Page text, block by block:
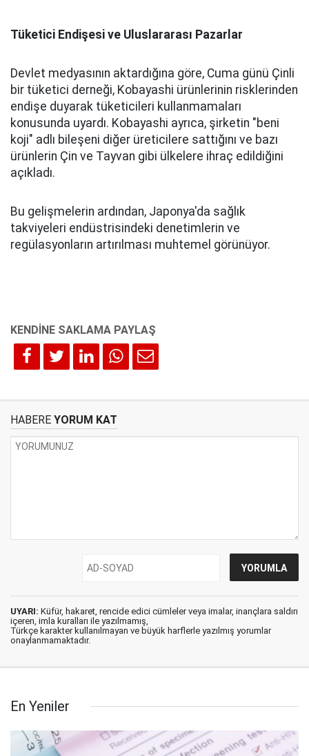
Tüketici Endişesi ve Uluslararası Pazarlar
Devlet medyasının aktardığına göre, Cuma günü Çinli
bir tüketici derneği, Kobayashi ürünlerinin risklerinden
endişe duyarak tüketicileri kullanmamaları
konusunda uyardı. Kobayashi ayrıca, şirketin "beni
koji" adlı bileşeni diğer üreticilere sattığını ve bazı
ürünlerin Çin ve Tayvan gibi ülkelere ihraç edildiğini
açıkladı.
Bu gelişmelerin ardından, Japonya'da sağlık
takviyeleri endüstrisindeki denetimlerin ve
regülasyonların artırılması muhtemel görünüyor.
HABERE YORUM KAT
UYARI: Küfür, hakaret, rencide edici cümleler veya imalar, inançlara saldırı
içeren, imla kuralları ile yazılmamış,
Türkçe karakter kullanılmayan ve büyük harflerle yazılmış yorumlar
onaylanmamaktadır.
En Yeniler